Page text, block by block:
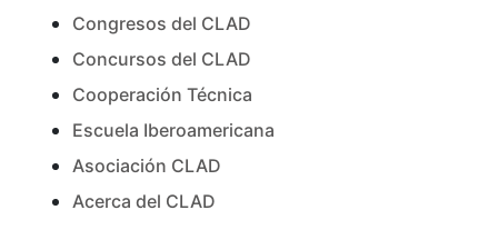
Congresos del CLAD
Concursos del CLAD
Cooperación Técnica
Escuela Iberoamericana
Asociación CLAD
Acerca del CLAD